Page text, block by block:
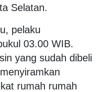
Selatan.
pelaku
03.00 WIB.
yang sudah dibeli
rumah rumah